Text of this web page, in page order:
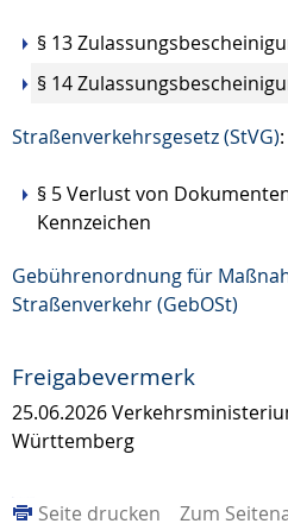
§ 13
§ 14
Straßenverkehrsgesetz (StVG):
§ 5 Verlust von
Kennzeichen
Gebührenordnung für
Straßenverkehr (GebOSt)
Freigabevermerk
25.06.2026
Württemberg
Zum
Seite drucken